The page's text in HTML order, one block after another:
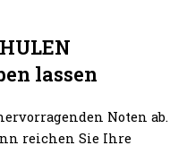
lassen
Noten ab.
reichen Sie Ihre